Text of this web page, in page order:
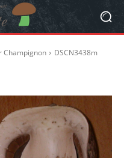
Champignon DSCN3438m